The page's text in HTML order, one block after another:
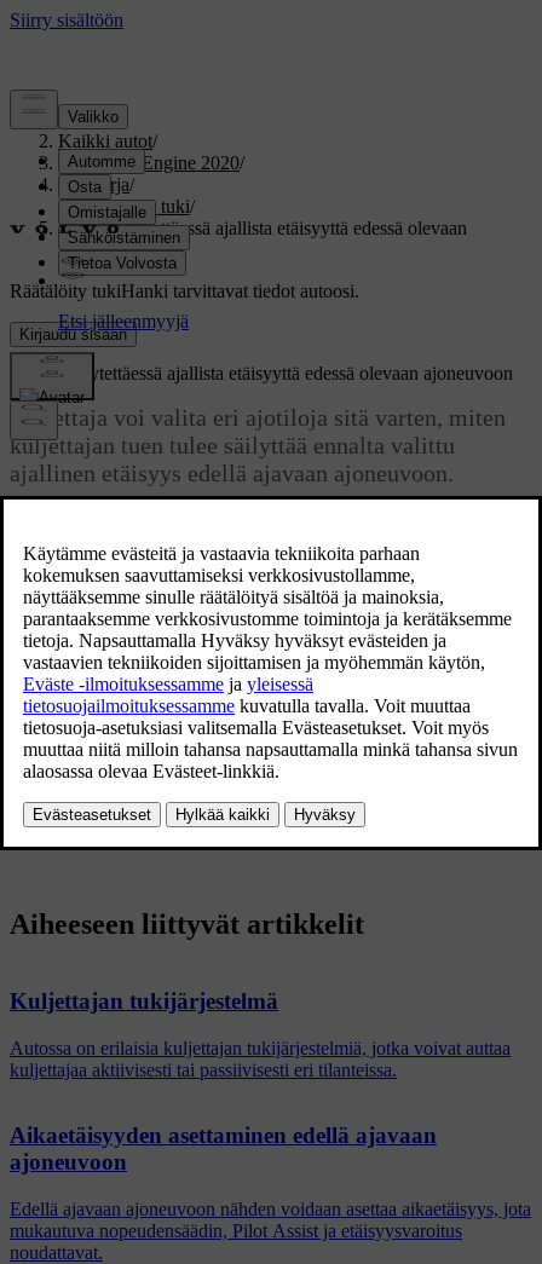
Tuki/
Kaikki autot/
V60 Twin Engine 2020/
Ohjekirja/
Kuljettajan tuki/
Ajotilat käytettäessä ajallista etäisyyttä edessä olevaan
ajoneuvoon
Räätälöity tukiHanki tarvittavat tiedot autoosi.
Kirjaudu sisään
Ajotilat käytettäessä ajallista etäisyyttä edessä olevaan ajoneuvoon
Kuljettaja voi valita eri ajotiloja sitä varten, miten
kuljettajan tuen tulee säilyttää ennalta valittu
ajallinen etäisyys edellä ajavaan ajoneuvoon.
Valitkaa jokin seuraavista vaihtoehdoista:
Pure– Kuljettajan tuki keskittyy hyvään
polttoainetaloudellisuuteen, jolloin ajallinen etäisyys edellä
ajavaan ajoneuvoon on pitempi.
Hybrid– Kuljettajan tuki keskittyy ylläpitämään mahdollisimman
pehmeästi ennalta asetettua ajallista etäisyyttä edellä ajavaan
ajoneuvoon.
Power– Kuljettajan tuki keskittyy ylläpitämään suoremmin
ajallista etäisyyttä edellä ajavaan ajoneuvoon, mikä voi tietyissä
tapauksissa tarkoittaa voimakkaampia kiihdytyksiä ja jarrutuksia.
Aiheeseen liittyvät artikkelit
Kuljettajan tukijärjestelmä
Autossa on erilaisia kuljettajan tukijärjestelmiä, jotka voivat auttaa
kuljettajaa aktiivisesti tai passiivisesti eri tilanteissa.
Aikaetäisyyden asettaminen edellä ajavaan
ajoneuvoon
Edellä ajavaan ajoneuvoon nähden voidaan asettaa aikaetäisyys, jota
mukautuva nopeudensäädin, Pilot Assist ja etäisyysvaroitus
noudattavat.